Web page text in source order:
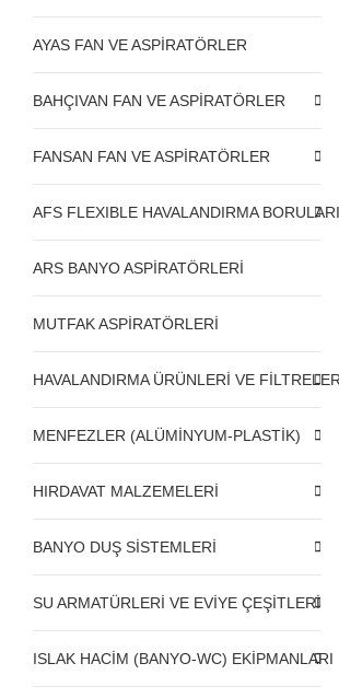
AYAS FAN VE ASPİRATÖRLER
BAHÇIVAN FAN VE ASPİRATÖRLER
FANSAN FAN VE ASPİRATÖRLER
AFS FLEXIBLE HAVALANDIRMA BORULARI
ARS BANYO ASPİRATÖRLERİ
MUTFAK ASPİRATÖRLERİ
HAVALANDIRMA ÜRÜNLERİ VE
MENFEZLER (ALÜMİNYUM-PLASTİK)
HIRDAVAT MALZEMELERİ
BANYO DUŞ SİSTEMLERİ
SU ARMATÜRLERİ VE EVİYE ÇEŞİTLERİ
ISLAK HACİM (BANYO-WC) EKİPMANLARI